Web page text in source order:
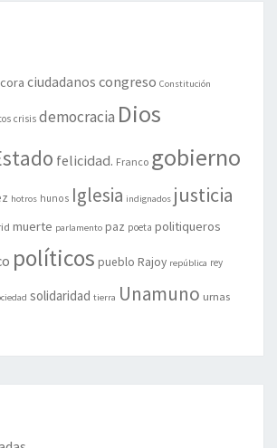
ciudadanos congreso Constitución
crisis democracia Dios
felicidad. Franco gobierno
hotros hunos Iglesia indignados justicia
muerte parlamento paz poeta politiqueros
políticos pueblo Rajoy república rey
solidaridad tierra Unamuno urnas